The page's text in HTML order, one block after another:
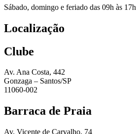
Sábado, domingo e feriado das 09h às 17h
Localização
Clube
Av. Ana Costa, 442
Gonzaga – Santos/SP
11060-002
Barraca de Praia
Av. Vicente de Carvalho, 74